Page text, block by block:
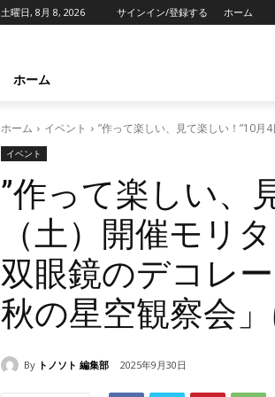
土曜日, 8月 8, 2026 サインイン/登録する ホーム
ホーム
ホーム イベント ”作って楽しい、見て楽しい！”10
イベント
”作って楽しい、
（土）開催モリ
双眼鏡のデコレ
秋の星空観察会
By トノソト 編集部 2025年9月30日